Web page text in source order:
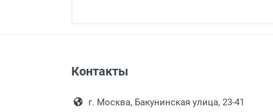
Выдаем товар в рабочие
После того, как заказ
Контакты
г. Москва, Бакунинская улица, 23-41